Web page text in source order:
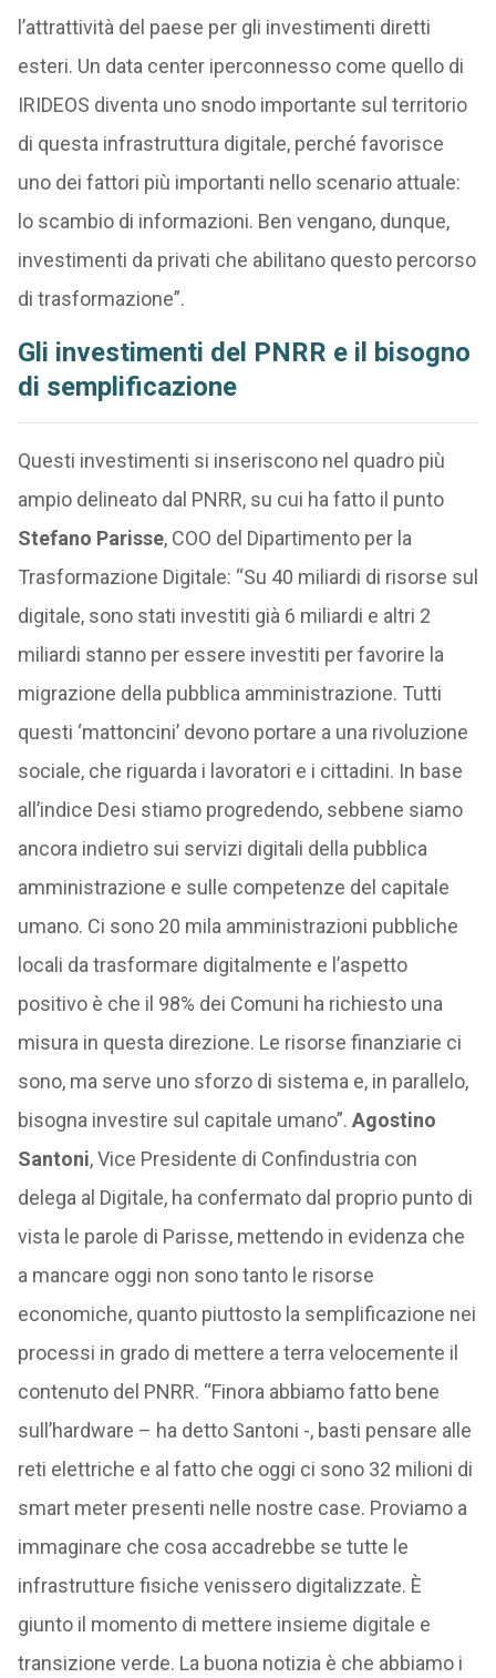
l’attrattività del paese per gli investimenti diretti
esteri. Un data center iperconnesso come quello di
IRIDEOS diventa uno snodo importante sul territorio
di questa infrastruttura digitale, perché favorisce
uno dei fattori più importanti nello scenario attuale:
lo scambio di informazioni. Ben vengano, dunque,
investimenti da privati che abilitano questo percorso
di trasformazione”.
Gli investimenti del PNRR e il bisogno
di semplificazione
Questi investimenti si inseriscono nel quadro più
ampio delineato dal PNRR, su cui ha fatto il punto
Stefano Parisse, COO del Dipartimento per la
Trasformazione Digitale: “Su 40 miliardi di risorse sul
digitale, sono stati investiti già 6 miliardi e altri 2
miliardi stanno per essere investiti per favorire la
migrazione della pubblica amministrazione. Tutti
questi ‘mattoncini’ devono portare a una rivoluzione
sociale, che riguarda i lavoratori e i cittadini. In base
all’indice Desi stiamo progredendo, sebbene siamo
ancora indietro sui servizi digitali della pubblica
amministrazione e sulle competenze del capitale
umano. Ci sono 20 mila amministrazioni pubbliche
locali da trasformare digitalmente e l’aspetto
positivo è che il 98% dei Comuni ha richiesto una
misura in questa direzione. Le risorse finanziarie ci
sono, ma serve uno sforzo di sistema e, in parallelo,
bisogna investire sul capitale umano”. Agostino
Santoni, Vice Presidente di Confindustria con
delega al Digitale, ha confermato dal proprio punto di
vista le parole di Parisse, mettendo in evidenza che
a mancare oggi non sono tanto le risorse
economiche, quanto piuttosto la semplificazione nei
processi in grado di mettere a terra velocemente il
contenuto del PNRR. “Finora abbiamo fatto bene
sull’hardware – ha detto Santoni -, basti pensare alle
reti elettriche e al fatto che oggi ci sono 32 milioni di
smart meter presenti nelle nostre case. Proviamo a
immaginare che cosa accadrebbe se tutte le
infrastrutture fisiche venissero digitalizzate. È
giunto il momento di mettere insieme digitale e
transizione verde. La buona notizia è che abbiamo i